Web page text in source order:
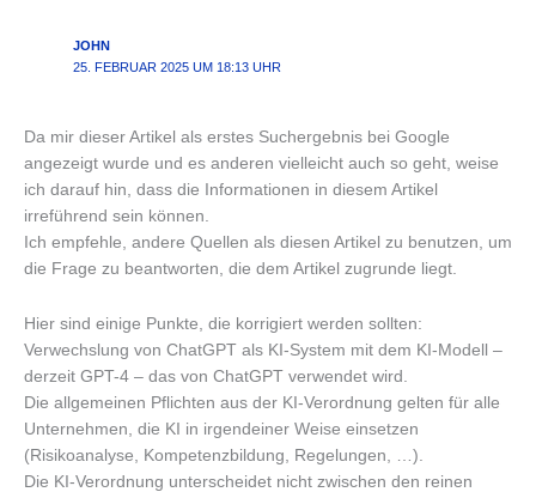
JOHN
25. FEBRUAR 2025 UM 18:13 UHR
Da mir dieser Artikel als erstes Suchergebnis bei Google
angezeigt wurde und es anderen vielleicht auch so geht, weise
ich darauf hin, dass die Informationen in diesem Artikel
irreführend sein können.
Ich empfehle, andere Quellen als diesen Artikel zu benutzen, um
die Frage zu beantworten, die dem Artikel zugrunde liegt.
Hier sind einige Punkte, die korrigiert werden sollten:
Verwechslung von ChatGPT als KI-System mit dem KI-Modell –
derzeit GPT-4 – das von ChatGPT verwendet wird.
Die allgemeinen Pflichten aus der KI-Verordnung gelten für alle
Unternehmen, die KI in irgendeiner Weise einsetzen
(Risikoanalyse, Kompetenzbildung, Regelungen, …).
Die KI-Verordnung unterscheidet nicht zwischen den reinen